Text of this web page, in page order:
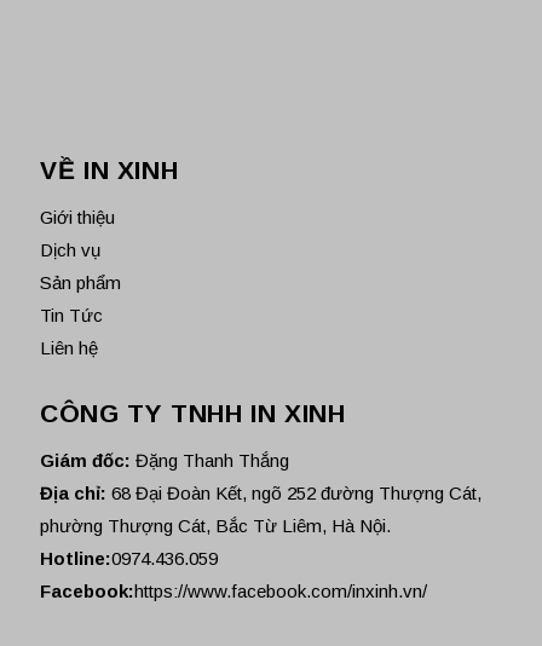
VỀ IN XINH
Giới thiệu
Dịch vụ
Sản phẩm
Tin Tức
Liên hệ
CÔNG TY TNHH IN XINH
Giám đốc: Đặng Thanh Thắng
Địa chỉ: 68 Đại Đoàn Kết, ngõ 252 đường Thượng Cát,
phường Thượng Cát, Bắc Từ Liêm, Hà Nội.
Hotline:0974.436.059
Facebook:https://www.facebook.com/inxinh.vn/